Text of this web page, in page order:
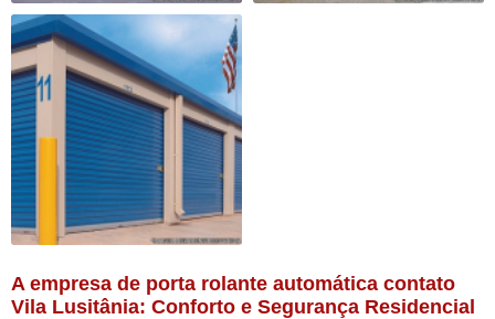
A empresa de porta rolante automática contato
Vila Lusitânia: Conforto e Segurança Residencial